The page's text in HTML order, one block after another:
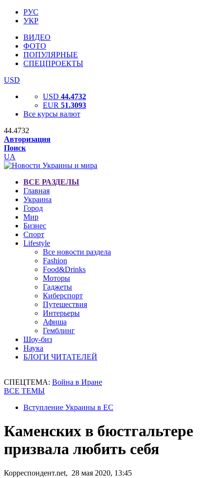
РУС
УКР
ВИДЕО
ФОТО
ПОПУЛЯРНЫЕ
СПЕЦПРОЕКТЫ
USD
USD 44.4732
EUR 51.3093
Все курсы валют
44.4732
Авторизация
Поиск
UA
ВСЕ РАЗДЕЛЫ
Главная
Украина
Город
Мир
Бизнес
Спорт
Lifestyle
Все новости раздела
Fashion
Food&Drinks
Моторы
Гаджеты
Киберспорт
Путешествия
Интерьеры
Афиша
Гемблинг
Шоу-биз
Наука
БЛОГИ ЧИТАТЕЛЕЙ
СПЕЦТЕМА: Война в Иране
ВСЕ ТЕМЫ
Вступление Украины в ЕС
Каменских в бюстгальтере
призвала любить себя
Корреспондент.net, 28 мая 2020, 13:45